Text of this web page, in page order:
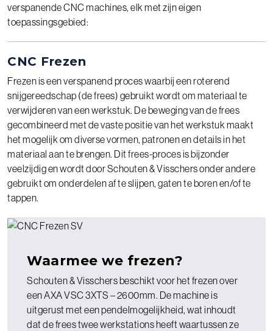
verspanende CNC machines, elk met zijn eigen
toepassingsgebied:
CNC Frezen
Frezen is een verspanend proces waarbij een roterend
snijgereedschap (de frees) gebruikt wordt om materiaal te
verwijderen van een werkstuk. De beweging van de frees
gecombineerd met de vaste positie van het werkstuk maakt
het mogelijk om diverse vormen, patronen en details in het
materiaal aan te brengen. Dit frees-proces is bijzonder
veelzijdig en wordt door Schouten & Visschers onder andere
gebruikt om onderdelen af te slijpen, gaten te boren en/of te
tappen.
Waarmee we frezen?
Schouten & Visschers beschikt voor het frezen over
een AXA VSC 3XTS – 2600mm. De machine is
uitgerust met een pendelmogelijkheid, wat inhoudt
dat de frees twee werkstations heeft waartussen ze